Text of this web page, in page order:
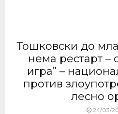
Тошковски до
нема рестарт –
игра” –
против
лесно
24/03/